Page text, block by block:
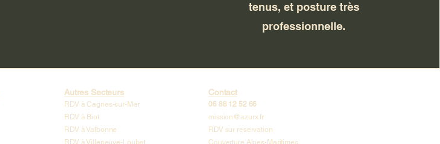
tenus, et posture très
professionnelle.
Autres Secteurs
RDV à Cagnes-sur-Mer
RDV à Biot
RDV à Valbonne
RDV à Villeneuve-Loubet
Contact
06 88 12 52 66
mission@azurx.fr
RDV sur reservation
Couverture Alpes-Maritimes